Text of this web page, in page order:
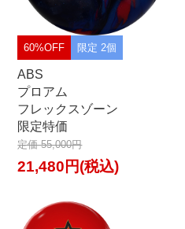
60%OFF 限定 2個
ABS
プロアム
フレックスゾーン
限定特価
定価 55,000円
21,480円(税込)